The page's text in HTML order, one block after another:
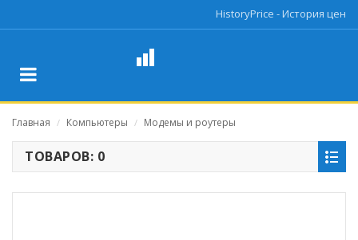
HistoryPrice - История цен
Главная / Компьютеры / Модемы и роутеры
ТОВАРОВ: 0